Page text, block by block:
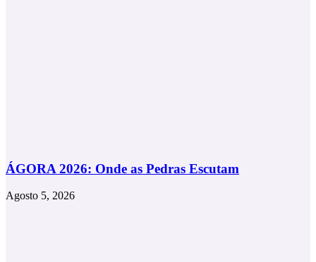
ÁGORA 2026: Onde as Pedras Escutam
Agosto 5, 2026